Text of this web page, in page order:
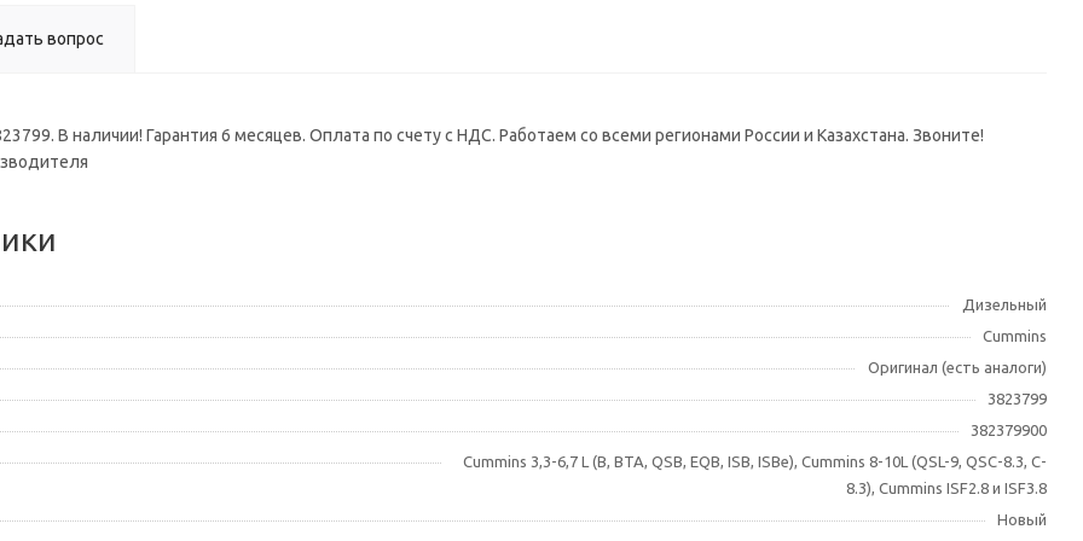
вопрос
В наличии! Гарантия 6 месяцев. Оплата по счету с НДС. Работаем со всеми регионами России и Казахстана. Звоните!
Дизельный
Cummins
Оригинал (есть аналоги)
3823799
382379900
Cummins 3,3-6,7 L (B, BTA, QSB, EQB, ISB, ISBe), Cummins 8-10L (QSL-9, QSC-8.3, C-
8.3), Cummins ISF2.8 и ISF3.8
Новый